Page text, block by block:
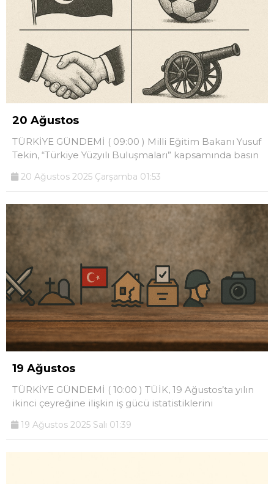
20 Ağustos
TÜRKİYE GÜNDEMİ ( 09:00 ) Milli Eğitim Bakanı Yusuf
Tekin, “Türkiye Yüzyılı Buluşmaları” kapsamında basın
20 Ağustos 2025 Çarşamba 01:53
19 Ağustos
TÜRKİYE GÜNDEMİ ( 10:00 ) TÜİK, 19 Ağustos’ta yılın
ikinci çeyreğine ilişkin iş gücü istatistiklerini
19 Ağustos 2025 Salı 01:39